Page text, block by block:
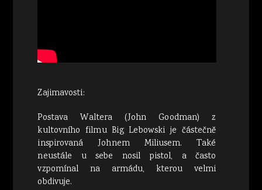
Zajimavosti:
Postava Waltera (John Goodman) z
kultovního filmu Big Lebowski je částečně
inspirovaná Johnem Miliusem. Také
neustále u sebe nosil pistol, a často
vzpomínal na armádu, kterou velmi
obdivuje.